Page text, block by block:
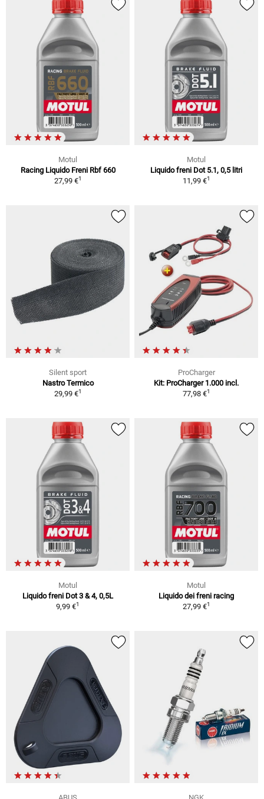
Motul
Racing Liquido Freni Rbf 660
27,99 €1
Motul
Liquido freni Dot 5.1, 0,5 litri
11,99 €1
Silent sport
Nastro Termico
29,99 €1
ProCharger
Kit: ProCharger 1.000 incl.
77,98 €1
Motul
Liquido freni Dot 3 & 4, 0,5L
9,99 €1
Motul
Liquido dei freni racing
27,99 €1